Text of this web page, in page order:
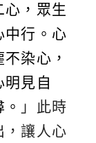
心，眾生
中行。心
染心，
明見自
」此時
，讓人心